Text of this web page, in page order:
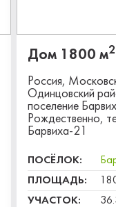
Дом 1800 м2
Россия,
Одинцовский
поселение
Рождественно,
Барвиха-21
ПОСЁЛОК:
ПЛОЩАДЬ:
УЧАСТОК: